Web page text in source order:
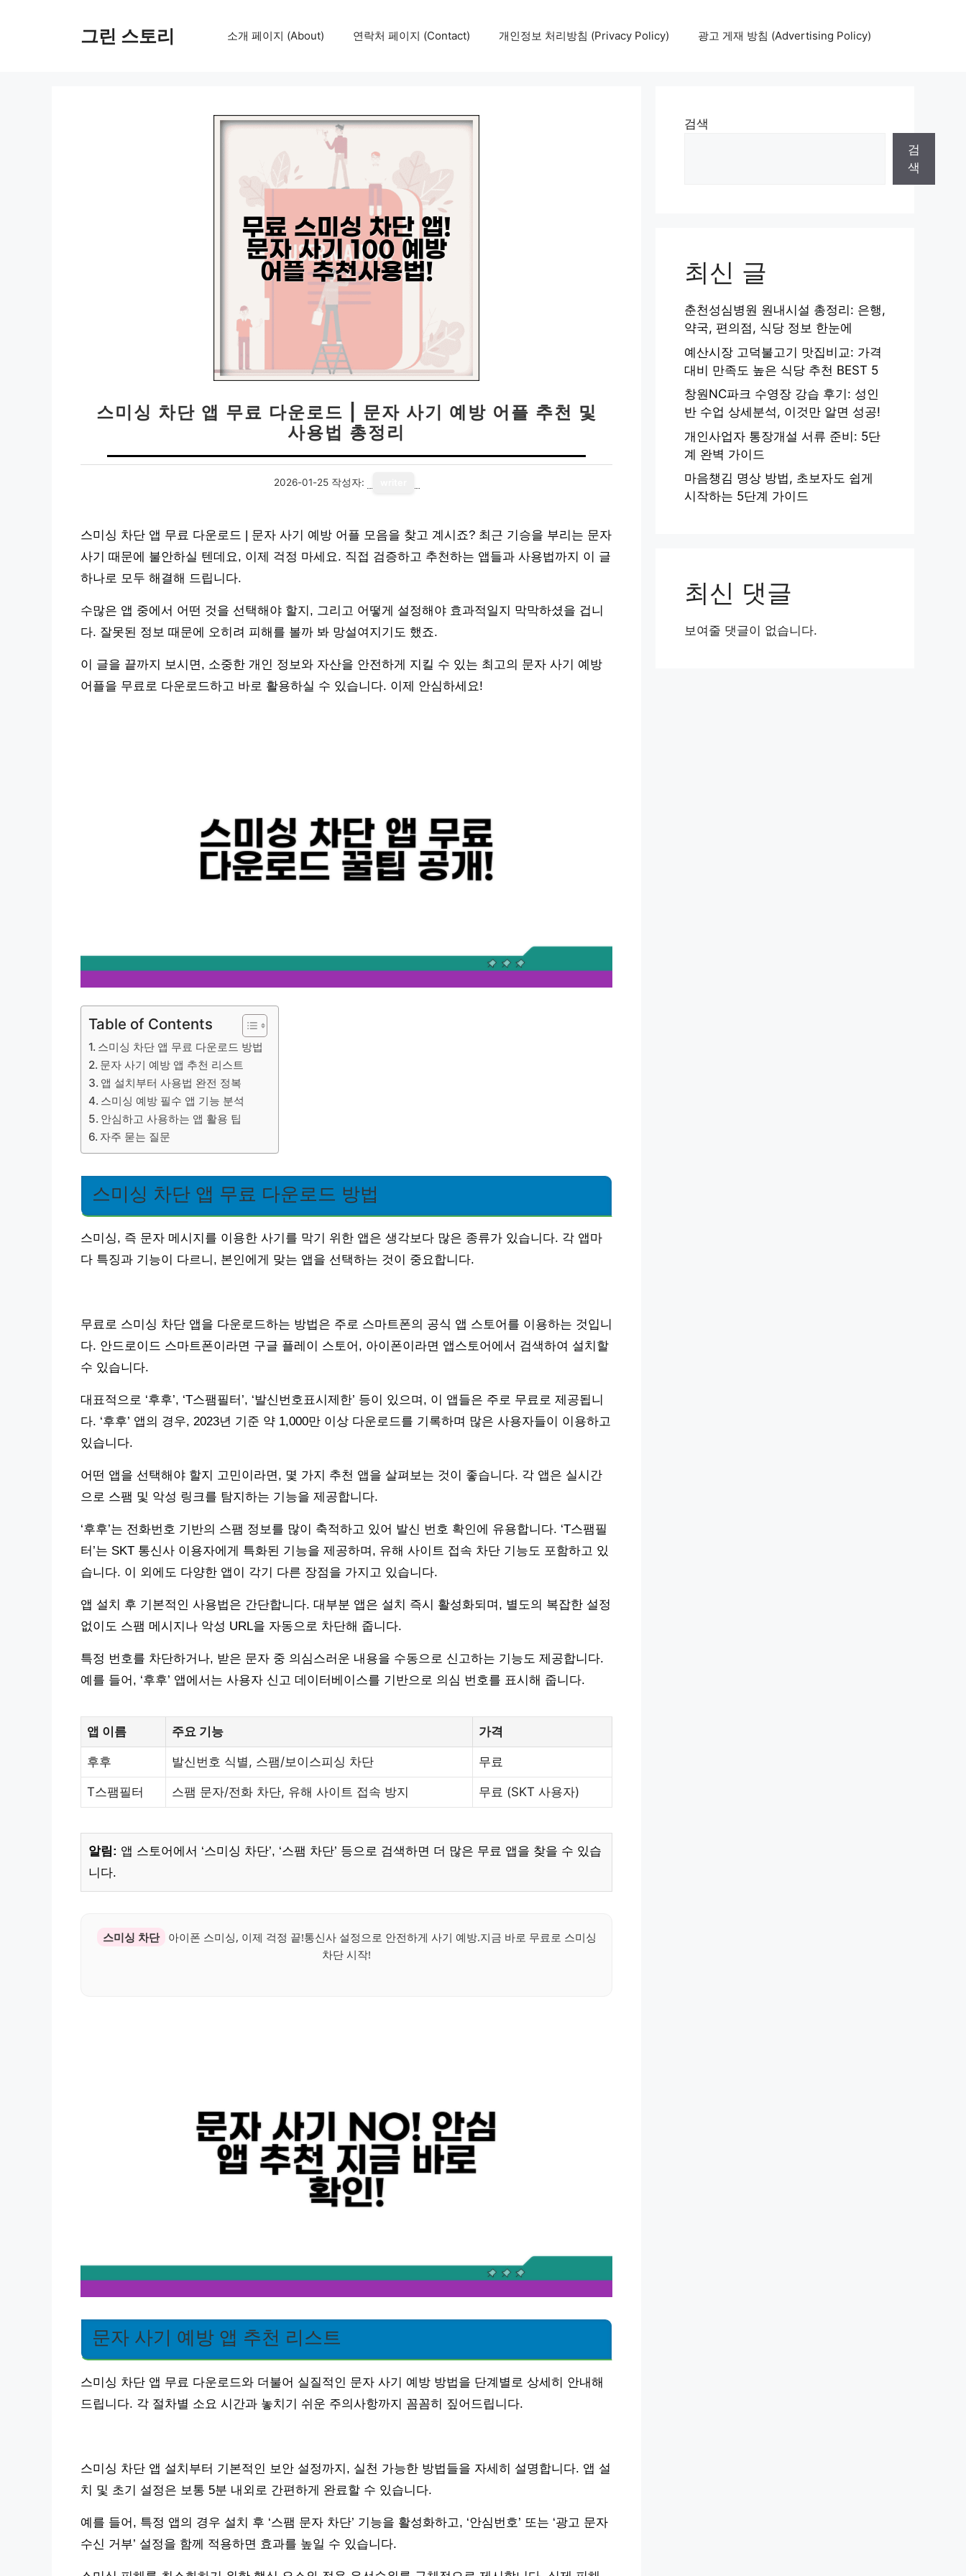
그린 스토리 소개 페이지 (About) 연락처 페이지 (Contact) 개인정보 처리방침 (Privacy Policy) 광고 게재 방침 (Advertising Policy)
스미싱 차단 앱 무료 다운로드 | 문자 사기 예방 어플 추천 및
사용법 총정리
2026-01-25 작성자:
스미싱 차단 앱 무료 다운로드 | 문자 사기 예방 어플 모음을 찾고 계시죠? 최근 기승을 부리는 문자
사기 때문에 불안하실 텐데요, 이제 걱정 마세요. 직접 검증하고 추천하는 앱들과 사용법까지 이 글
하나로 모두 해결해 드립니다.
수많은 앱 중에서 어떤 것을 선택해야 할지, 그리고 어떻게 설정해야 효과적일지 막막하셨을 겁니
다. 잘못된 정보 때문에 오히려 피해를 볼까 봐 망설여지기도 했죠.
이 글을 끝까지 보시면, 소중한 개인 정보와 자산을 안전하게 지킬 수 있는 최고의 문자 사기 예방
어플을 무료로 다운로드하고 바로 활용하실 수 있습니다. 이제 안심하세요!
Table of Contents
스미싱 차단 앱 무료 다운로드 방법
문자 사기 예방 앱 추천 리스트
앱 설치부터 사용법 완전 정복
스미싱 예방 필수 앱 기능 분석
안심하고 사용하는 앱 활용 팁
자주 묻는 질문
스미싱 차단 앱 무료 다운로드 방법
스미싱, 즉 문자 메시지를 이용한 사기를 막기 위한 앱은 생각보다 많은 종류가 있습니다. 각 앱마
다 특징과 기능이 다르니, 본인에게 맞는 앱을 선택하는 것이 중요합니다.
무료로 스미싱 차단 앱을 다운로드하는 방법은 주로 스마트폰의 공식 앱 스토어를 이용하는 것입니
다. 안드로이드 스마트폰이라면 구글 플레이 스토어, 아이폰이라면 앱스토어에서 검색하여 설치할
수 있습니다.
대표적으로 ‘후후’, ‘T스팸필터’, ‘발신번호표시제한’ 등이 있으며, 이 앱들은 주로 무료로 제공됩니
다. ‘후후’ 앱의 경우, 2023년 기준 약 1,000만 이상 다운로드를 기록하며 많은 사용자들이 이용하고
있습니다.
어떤 앱을 선택해야 할지 고민이라면, 몇 가지 추천 앱을 살펴보는 것이 좋습니다. 각 앱은 실시간
으로 스팸 및 악성 링크를 탐지하는 기능을 제공합니다.
‘후후’는 전화번호 기반의 스팸 정보를 많이 축적하고 있어 발신 번호 확인에 유용합니다. ‘T스팸필
터’는 SKT 통신사 이용자에게 특화된 기능을 제공하며, 유해 사이트 접속 차단 기능도 포함하고 있
습니다. 이 외에도 다양한 앱이 각기 다른 장점을 가지고 있습니다.
앱 설치 후 기본적인 사용법은 간단합니다. 대부분 앱은 설치 즉시 활성화되며, 별도의 복잡한 설정
없이도 스팸 메시지나 악성 URL을 자동으로 차단해 줍니다.
특정 번호를 차단하거나, 받은 문자 중 의심스러운 내용을 수동으로 신고하는 기능도 제공합니다.
예를 들어, ‘후후’ 앱에서는 사용자 신고 데이터베이스를 기반으로 의심 번호를 표시해 줍니다.
앱 이름 주요 기능 가격
후후 발신번호 식별, 스팸/보이스피싱 차단 무료
T스팸필터 스팸 문자/전화 차단, 유해 사이트 접속 방지 무료 (SKT 사용자)
알림: 앱 스토어에서 ‘스미싱 차단’, ‘스팸 차단’ 등으로 검색하면 더 많은 무료 앱을 찾을 수 있습
니다.
스미싱 차단
아이폰 스미싱, 이제 걱정 끝!통신사 설정으로 안전하게 사기 예방.지금 바로 무료로 스미싱
차단 시작!
문자 사기 예방 앱 추천 리스트
스미싱 차단 앱 무료 다운로드와 더불어 실질적인 문자 사기 예방 방법을 단계별로 상세히 안내해
드립니다. 각 절차별 소요 시간과 놓치기 쉬운 주의사항까지 꼼꼼히 짚어드립니다.
스미싱 차단 앱 설치부터 기본적인 보안 설정까지, 실천 가능한 방법들을 자세히 설명합니다. 앱 설
치 및 초기 설정은 보통 5분 내외로 간편하게 완료할 수 있습니다.
예를 들어, 특정 앱의 경우 설치 후 ‘스팸 문자 차단’ 기능을 활성화하고, ‘안심번호’ 또는 ‘광고 문자
수신 거부’ 설정을 함께 적용하면 효과를 높일 수 있습니다.
검색
검
색
최신 글
춘천성심병원 원내시설 총정리: 은행,
약국, 편의점, 식당 정보 한눈에
예산시장 고덕불고기 맛집비교: 가격
대비 만족도 높은 식당 추천 BEST 5
창원NC파크 수영장 강습 후기: 성인
반 수업 상세분석, 이것만 알면 성공!
개인사업자 통장개설 서류 준비: 5단
계 완벽 가이드
마음챙김 명상 방법, 초보자도 쉽게
시작하는 5단계 가이드
최신 댓글
보여줄 댓글이 없습니다.